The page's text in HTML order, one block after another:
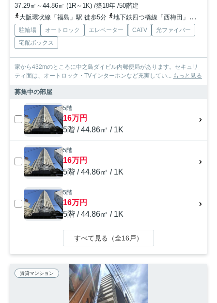
37.29㎡～44.86㎡ (1R～1K) /築18年 /50階建
大阪環状線「福島」駅 徒歩5分
地下鉄四つ橋線「西梅田」駅 徒歩10分
駐輪場 オートロック エレベーター CATV
光ファイバー
宅配ボックス
家から432mのところに中之島ダイビル内郵便局があります。セキュリ
ティ面は、オートロック・TVインターホンなど充実してい... もっと見る
募集中の部屋
5階
16万円
5階 / 44.86㎡ / 1K
5階
16万円
5階 / 44.86㎡ / 1K
5階
16万円
5階 / 44.86㎡ / 1K
すべて見る（全16戸）
賃貸マンション